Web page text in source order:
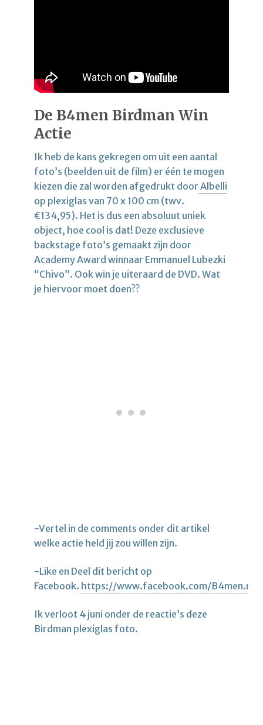
De B4men Birdman Win
Actie
Ik heb de kans gekregen om uit een aantal
foto’s (beelden uit de film) er één te mogen
kiezen die zal worden afgedrukt door Albelli
op plexiglas van 70 x 100 cm (twv.
€134,95). Het is dus een absoluut uniek
object, hoe cool is dat! Deze exclusieve
backstage foto’s gemaakt zijn door
Academy Award winnaar Emmanuel Lubezki
“Chivo”. Ook win je uiteraard de DVD. Wat
je hiervoor moet doen??
-Vertel in de comments onder dit artikel
welke actie held jij zou willen zijn.
-Like en Deel dit bericht op
Facebook. https://www.facebook.com/B4men.nl
Ik verloot 4 juni onder de reactie’s deze
Birdman plexiglas foto.